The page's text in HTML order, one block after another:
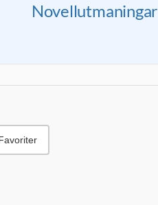
Novellutmaningar